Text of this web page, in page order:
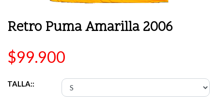
Retro Puma Amarilla 2006
$99.900
TALLA::